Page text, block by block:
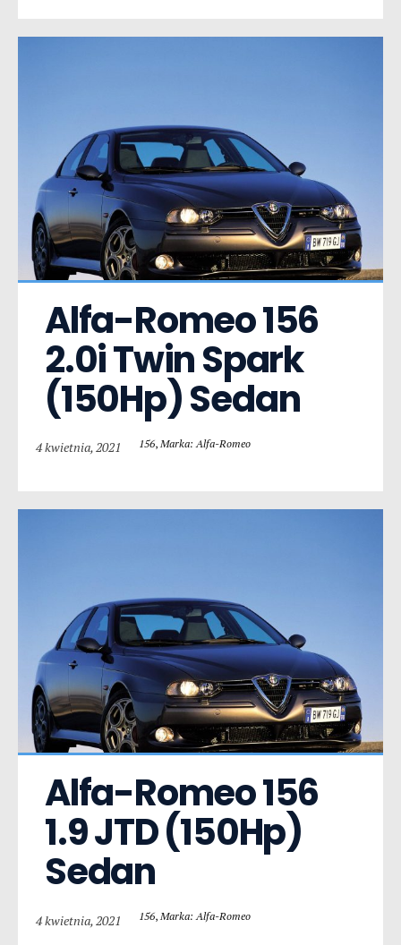
Alfa-Romeo 156
2.0i Twin Spark
(150Hp) Sedan
4 kwietnia, 2021 156, Marka: Alfa-Romeo
Alfa-Romeo 156
1.9 JTD (150Hp)
Sedan
4 kwietnia, 2021 156, Marka: Alfa-Romeo